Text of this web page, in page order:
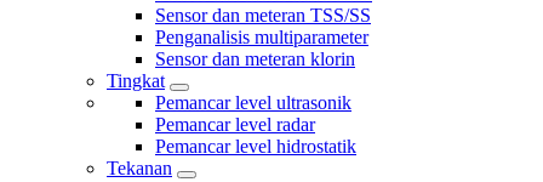
Sensor dan meteran TSS/SS
Penganalisis multiparameter
Sensor dan meteran klorin
Tingkat
Pemancar level ultrasonik
Pemancar level radar
Pemancar level hidrostatik
Tekanan